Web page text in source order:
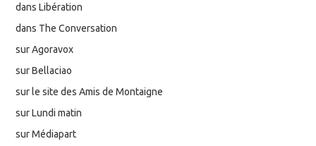
dans Libération
dans The Conversation
sur Agoravox
sur Bellaciao
sur le site des Amis de Montaigne
sur Lundi matin
sur Médiapart